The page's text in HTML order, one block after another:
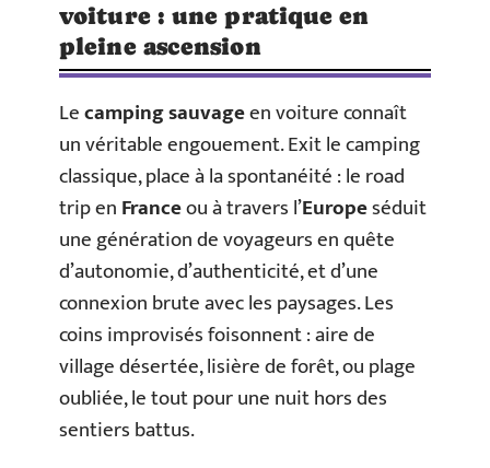
voiture : une pratique en
pleine ascension
Lecamping sauvageen voiture connaît
un véritable engouement. Exit le camping
classique, place à la spontanéité : le road
trip enFranceou à travers l’Europeséduit
une génération de voyageurs en quête
d’autonomie, d’authenticité, et d’une
connexion brute avec les paysages. Les
coins improvisés foisonnent : aire de
village désertée, lisière de forêt, ou plage
oubliée, le tout pour une nuit hors des
sentiers battus.